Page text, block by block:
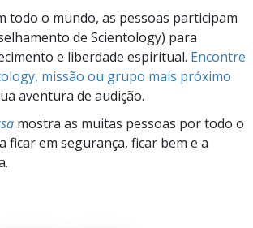
todo o mundo, as pessoas participam
de Scientology) para
e liberdade espiritual. Encontre
missão ou grupo mais próximo
aventura de audição.
mostra as muitas pessoas por todo o
ficar em segurança, ficar bem e a